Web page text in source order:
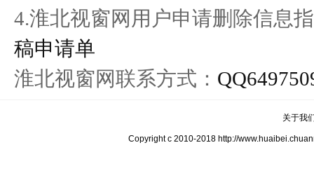
4.淮北视窗网用户申请删除信息
稿申请单
淮北视窗网联系方式：
关于我
Copyright c 2010-2018 http://